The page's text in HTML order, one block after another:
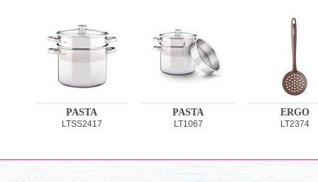
PASTA
LTSS2417
PASTA
LT1067
ERGO
LT2374